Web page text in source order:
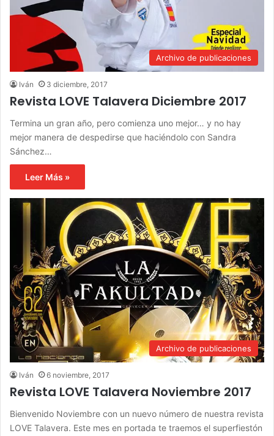
Archivo de publicaciones
Iván 3 diciembre, 2017
Revista LOVE Talavera Diciembre 2017
Termina un gran año, pero comienza uno mejor… y no hay
mejor manera de despedirse que haciéndolo con Sandra
Sánchez…
Leer Más »
Archivo de publicaciones
Iván 6 noviembre, 2017
Revista LOVE Talavera Noviembre 2017
Bienvenido Noviembre con un nuevo número de nuestra revista
LOVE Talavera. Este mes en portada te traemos el superfiestón